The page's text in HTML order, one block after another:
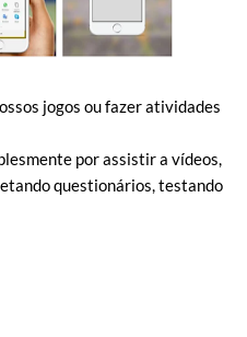
jogos ou fazer atividades
por assistir a vídeos,
questionários, testando